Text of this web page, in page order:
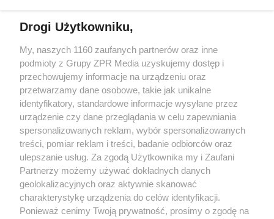
Żaden utwór zamieszczony w serwisie nie może być powielany i
rozpowszechniany lub dalej rozpowszechniany w jakikolwiek sposób (w
tym także elektroniczny lub mechaniczny) na jakimkolwiek polu
eksploatacji w jakiejkolwiek formie, włącznie z umieszczaniem w Internecie
bez pisemnej zgody właściciela praw. Jakiekolwiek użycie lub
wykorzystanie utworów w całości lub w części z naruszeniem prawa, tzn.
bez właściwej zgody, jest zabronione pod groźbą kary i może być ścigane
prawnie.
O nas
Drogi Użytkowniku,
My, naszych 1160 zaufanych partnerów oraz inne
podmioty z Grupy ZPR Media uzyskujemy dostęp i
przechowujemy informacje na urządzeniu oraz
przetwarzamy dane osobowe, takie jak unikalne
identyfikatory, standardowe informacje wysyłane przez
urządzenie czy dane przeglądania w celu zapewniania
spersonalizowanych reklam, wybór spersonalizowanych
treści, pomiar reklam i treści, badanie odbiorców oraz
ulepszanie usług. Za zgodą Użytkownika my i Zaufani
Partnerzy możemy używać dokładnych danych
geolokalizacyjnych oraz aktywnie skanować
charakterystykę urządzenia do celów identyfikacji.
Ponieważ cenimy Twoją prywatność, prosimy o zgodę na